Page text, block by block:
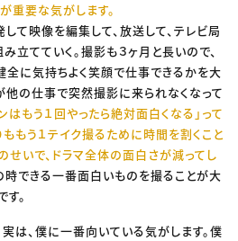
重要な気がします。
て映像を編集して、放送して、テレビ局
立てていく。撮影も３ヶ月と長いので、
に気持ちよく笑顔で仕事できるかを大
他の仕事で突然撮影に来られなくなって
はもう１回やったら絶対面白くなる」って
もう１テイク撮るために時間を割くこと
せいで、ドラマ全体の面白さが減ってし
時できる一番面白いものを撮ることが大
。
実は、僕に一番向いている気がします。僕